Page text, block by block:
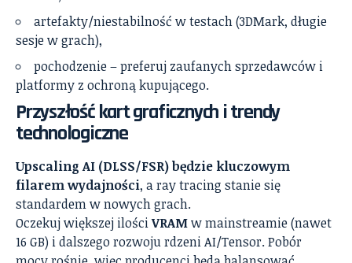
artefakty/niestabilność w testach (3DMark, długie
sesje w grach),
pochodzenie – preferuj zaufanych sprzedawców i
platformy z ochroną kupującego.
Przyszłość kart graficznych i trendy
technologiczne
Upscaling AI (DLSS/FSR) będzie kluczowym
filarem wydajności, a ray tracing stanie się
standardem w nowych grach.
Oczekuj większej ilościVRAMw mainstreamie (nawet
16 GB) i dalszego rozwoju rdzeni AI/Tensor. Pobór